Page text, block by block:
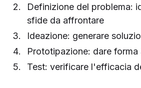
Definizione del problema:
sfide da affrontare
Ideazione: generare
Prototipazione: dare forma
Test: verificare l'efficacia